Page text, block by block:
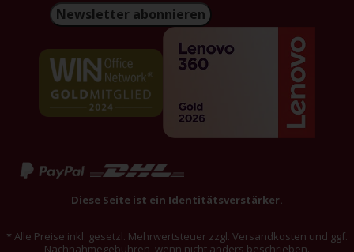
Newsletter abonnieren
Diese Seite ist ein Identitätsverstärker.
* Alle Preise inkl. gesetzl. Mehrwertsteuer zzgl. Versandkosten und ggf.
Nachnahmegebühren, wenn nicht anders beschrieben.